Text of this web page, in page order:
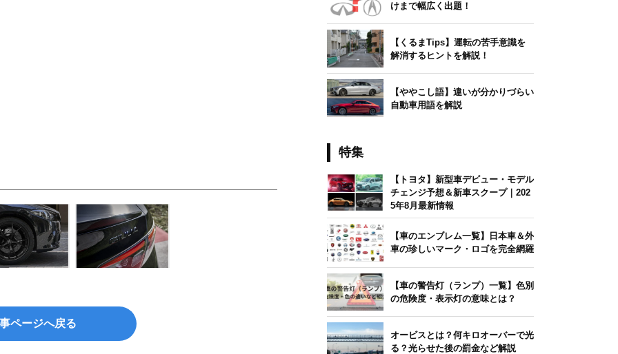
ページへ戻る
けまで幅広く出題！
【くるまTips】運転の苦手意識を
解消するヒントを解説！
【ややこし語】違いが分かりづらい
自動車用語を解説
特集
【トヨタ】新型車デビュー・モデル
チェンジ予想＆新車スクープ｜202
5年8月最新情報
【車のエンブレム一覧】日本車＆外
車の珍しいマーク・ロゴを完全網羅
【車の警告灯（ランプ）一覧】色別
の危険度・表示灯の意味とは？
オービスとは？何キロオーバーで光
る？光らせた後の罰金など解説